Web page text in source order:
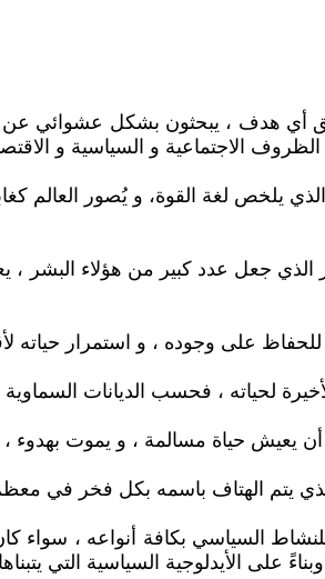
أي هدف ، يبحثون بشكل عشوائي عن
الاجتماعية و السياسية و
الذي يلخص لغة القوة، و يُصور
جعل عدد كبير من هؤلاء البشر ،
للحفاظ على وجوده ، و استمرار
لحياته ، فحسب الديانات
أن يعيش حياة مسالمة ، و يموت بهدوء
يتم الهتاف باسمه بكل فخر في معظم
السياسي بكافة أنواعه ،
الأيدلوجية السياسية التي